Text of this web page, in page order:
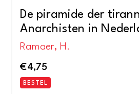
De piramide der
Anarchisten in
Ramaer, H.
€4,75
BESTEL